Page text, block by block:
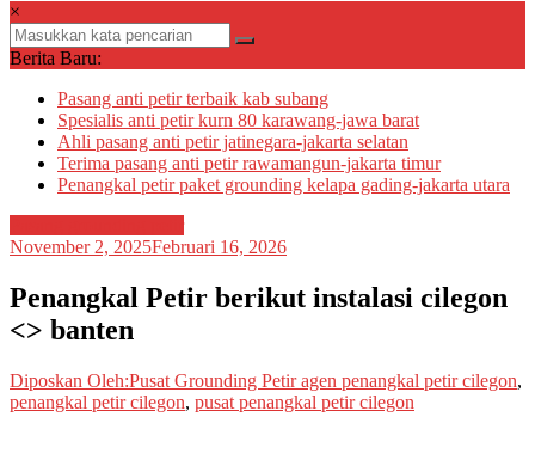
×
Berita Baru:
Pasang anti petir terbaik kab subang
Spesialis anti petir kurn 80 karawang-jawa barat
Ahli pasang anti petir jatinegara-jakarta selatan
Terima pasang anti petir rawamangun-jakarta timur
Penangkal petir paket grounding kelapa gading-jakarta utara
November 2, 2025Februari 16, 2026
Penangkal Petir berikut instalasi cilegon
<> banten
Diposkan Oleh:Pusat Grounding Petiragen penangkal petir cilegon,
penangkal petir cilegon, pusat penangkal petir cilegon